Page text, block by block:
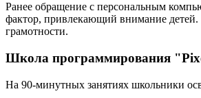
Ранее обращение с персональным
фактор, привлекающий внимание
грамотности.
Школа программирования
На 90-минутных занятиях школьники